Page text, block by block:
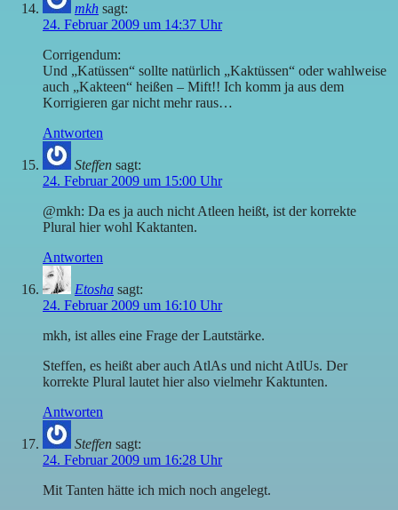
mkh sagt:
24. Februar 2009 um 14:37 Uhr
Corrigendum:
Und „Katüssen“ sollte natürlich „Kaktüssen“ oder wahlweise
auch „Kakteen“ heißen – Mift!! Ich komm ja aus dem
Korrigieren gar nicht mehr raus…
Antworten
Steffen sagt:
24. Februar 2009 um 15:00 Uhr
@mkh: Da es ja auch nicht Atleen heißt, ist der korrekte
Plural hier wohl Kaktanten.
Antworten
Etosha sagt:
24. Februar 2009 um 16:10 Uhr
mkh, ist alles eine Frage der Lautstärke.
Steffen, es heißt aber auch AtlAs und nicht AtlUs. Der
korrekte Plural lautet hier also vielmehr Kaktunten.
Antworten
Steffen sagt:
24. Februar 2009 um 16:28 Uhr
Mit Tanten hätte ich mich noch angelegt.